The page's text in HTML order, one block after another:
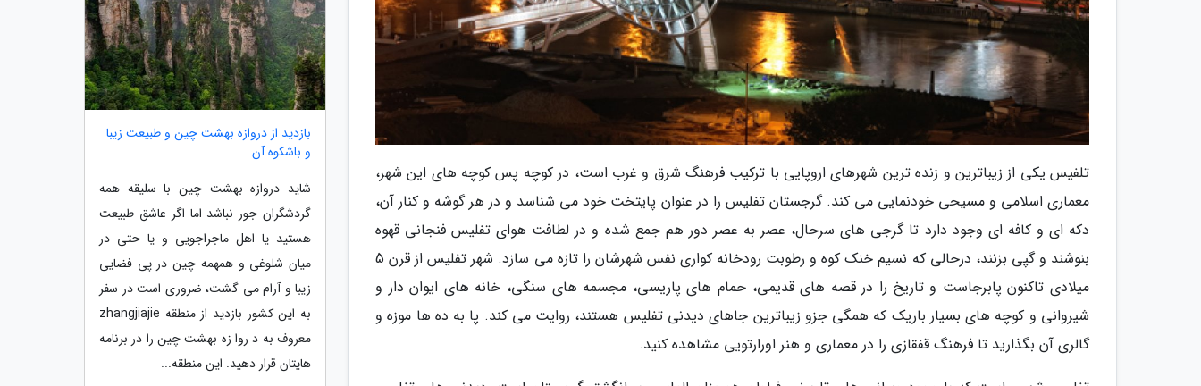
تلفیس یکی از زیباترین و زنده ترین شهرهای اروپایی با ترکیب فرهنگ شرق و غرب است، در کوچه پس کوچه های این شهر،
معماری اسلامی و مسیحی خودنمایی می کند. گرجستان تفلیس را در عنوان پایتخت خود می شناسد و در هر گوشه و کنار آن،
دکه ای و کافه ای وجود دارد تا گرجی های سرحال، عصر به عصر دور هم جمع شده و در لطافت هوای تفلیس فنجانی قهوه
بنوشند و گپی بزنند، درحالی که نسیم خنک کوه و رطوبت رودخانه کواری نفس شهرشان را تازه می سازد. شهر تفلیس از قرن 5
میلادی تاکنون پابرجاست و تاریخ را در قصه های قدیمی، حمام های پاریسی، مجسمه های سنگی، خانه های ایوان دار و
شیروانی و کوچه های بسیار باریک که همگی جزو زیباترین جاهای دیدنی تفلیس هستند، روایت می کند. پا به ده ها موزه و
گالری آن بگذارید تا فرهنگ قفقازی را در معماری و هنر اورارتویی مشاهده کنید.
بازدید از دروازه بهشت چین و طبیعت زیبا
و باشکوه آن
شاید دروازه بهشت چین با سلیقه همه
گردشگران جور نباشد اما اگر عاشق طبیعت
هستید یا اهل ماجراجویی و یا حتی در
میان شلوغی و همهمه چین در پی فضایی
زیبا و آرام می گشت، ضروری است در سفر
به این کشور بازدید از منطقه zhangjiajie
معروف به د روا زه بهشت چین را در برنامه
هایتان قرار دهید. این منطقه...